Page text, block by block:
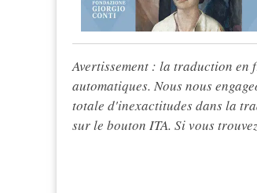
Avertissement : la traduction
automatiques. Nous nous
totale d'inexactitudes dans la
sur le bouton ITA. Si vous